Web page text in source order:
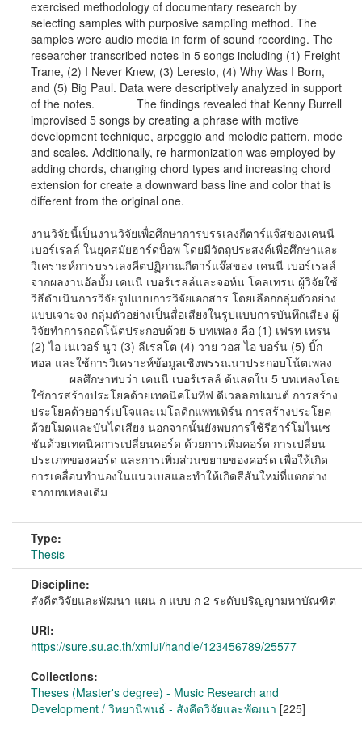
exercised methodology of documentary research by
selecting samples with purposive sampling method. The
samples were audio media in form of sound recording. The
researcher transcribed notes in 5 songs including (1) Freight
Trane, (2) I Never Knew, (3) Leresto, (4) Why Was I Born,
and (5) Big Paul. Data were descriptively analyzed in support
of the notes. The findings revealed that Kenny Burrell
improvised 5 songs by creating a phrase with motive
development technique, arpeggio and melodic pattern, mode
and scales. Additionally, re-harmonization was employed by
adding chords, changing chord types and increasing chord
extension for create a downward bass line and color that is
different from the original one.
งานวิจัยนี้เป็นงานวิจัยเพื่อศึกษาการบรรเลงกีตาร์แจ๊สของเคนนี
เบอร์เรลล์ ในยุคสมัยฮาร์ดบ็อพ โดยมีวัตถุประสงค์เพื่อศึกษาและ
วิเคราะห์การบรรเลงคีตปฏิภาณกีตาร์แจ๊สของ เคนนี เบอร์เรลล์
จากผลงานอัลบั้ม เคนนี เบอร์เรลล์และจอห์น โคลเทรน ผู้วิจัยใช้
วิธีดำเนินการวิจัยรูปแบบการวิจัยเอกสาร โดยเลือกกลุ่มตัวอย่าง
แบบเจาะจง กลุ่มตัวอย่างเป็นสื่อเสียงในรูปแบบการบันทึกเสียง ผู้
วิจัยทำการถอดโน้ตประกอบด้วย 5 บทเพลง คือ (1) เฟรท เทรน
(2) ไอ เนเวอร์ นูว (3) ลีเรสโต (4) วาย วอส ไอ บอร์น (5) บิ๊ก
พอล และใช้การวิเคราะห์ข้อมูลเชิงพรรณนาประกอบโน้ตเพลง
ผลศึกษาพบว่า เคนนี เบอร์เรลล์ ด้นสดใน 5 บทเพลงโดย
ใช้การสร้างประโยคด้วยเทคนิคโมทีฟ ดีเวลลอปเมนต์ การสร้าง
ประโยคด้วยอาร์เปโจและเมโลดิกแพทเทิร์น การสร้างประโยค
ด้วยโมดและบันไดเสียง นอกจากนั้นยังพบการใช้รีฮาร์โมไนเซ
ชันด้วยเทคนิคการเปลี่ยนคอร์ด ด้วยการเพิ่มคอร์ด การเปลี่ยน
ประเภทของคอร์ด และการเพิ่มส่วนขยายของคอร์ด เพื่อให้เกิด
การเคลื่อนทำนองในแนวเบสและทำให้เกิดสีสันใหม่ที่แตกต่าง
จากบทเพลงเดิม
Type:
Thesis
Discipline:
สังคีตวิจัยและพัฒนา แผน ก แบบ ก 2 ระดับปริญญามหาบัณฑิต
URI:
https://sure.su.ac.th/xmlui/handle/123456789/25577
Collections:
Theses (Master's degree) - Music Research and
Development / วิทยานิพนธ์ - สังคีตวิจัยและพัฒนา [225]